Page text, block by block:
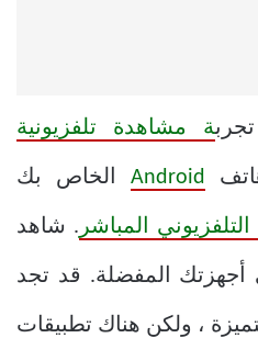
ة مشاهدة تلفزيونية
Android الخاص بك
المباشر . شاهد
أجهزتك المفضلة. قد تجد
، ولكن هناك تطبيقات